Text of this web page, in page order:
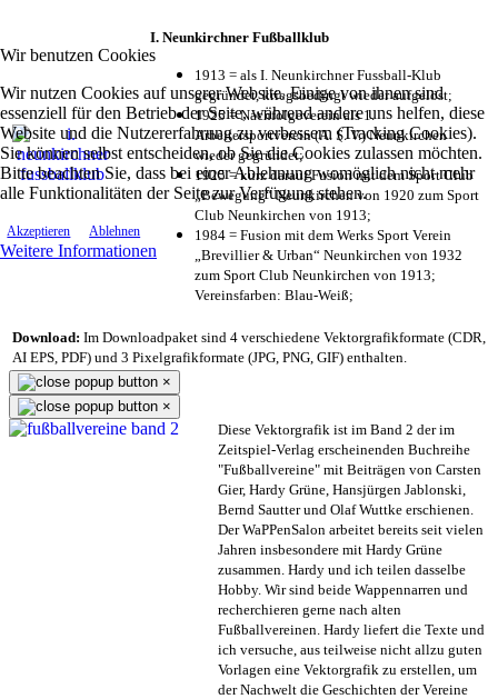
Wir benutzen Cookies
Wir nutzen Cookies auf unserer Website. Einige von ihnen sind
essenziell für den Betrieb der Seite, während andere uns helfen, diese
Website und die Nutzererfahrung zu verbessern (Tracking Cookies).
Sie können selbst entscheiden, ob Sie die Cookies zulassen möchten.
Bitte beachten Sie, dass bei einer Ablehnung womöglich nicht mehr
alle Funktionalitäten der Seite zur Verfügung stehen.
Akzeptieren Ablehnen
Weitere Informationen
I. Neunkirchner Fußballklub
1913 = als I. Neunkirchner Fussball-Klub
gegründet, kriegsbedingt wieder aufgelöst;
1925 = Nachfolgeverein als 1.
Arbeitersportverein (A. S. V.) Neunkirchen
wieder gegründet;
1925 = kurz darauf Fusion mit dem Sport Club
„Bewegung“ Neunkirchen von 1920 zum Sport
Club Neunkirchen von 1913;
1984 = Fusion mit dem Werks Sport Verein
„Brevillier & Urban“ Neunkirchen von 1932
zum Sport Club Neunkirchen von 1913;
Vereinsfarben: Blau-Weiß;
Download: Im Downloadpaket sind 4 verschiedene Vektorgrafikformate (CDR,
AI EPS, PDF) und 3 Pixelgrafikformate (JPG, PNG, GIF) enthalten.
×
×
Diese Vektorgrafik ist im Band 2 der im
Zeitspiel-Verlag erscheinenden Buchreihe
"Fußballvereine" mit Beiträgen von Carsten
Gier, Hardy Grüne, Hansjürgen Jablonski,
Bernd Sautter und Olaf Wuttke erschienen.
Der WaPPenSalon arbeitet bereits seit vielen
Jahren insbesondere mit Hardy Grüne
zusammen. Hardy und ich teilen dasselbe
Hobby. Wir sind beide Wappennarren und
recherchieren gerne nach alten
Fußballvereinen. Hardy liefert die Texte und
ich versuche, aus teilweise nicht allzu guten
Vorlagen eine Vektorgrafik zu erstellen, um
der Nachwelt die Geschichten der Vereine